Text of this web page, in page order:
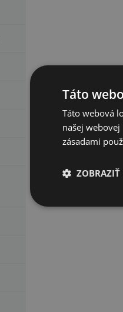
Táto
Táto webová
našej
zásadami
ZOBRAZIŤ